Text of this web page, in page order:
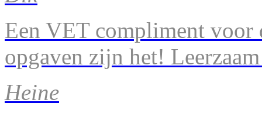
Een VET compliment voor
opgaven zijn het!
Heine